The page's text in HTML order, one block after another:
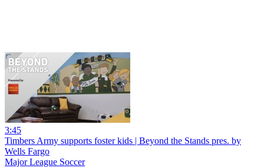
3:45
Timbers Army supports foster kids | Beyond the Stands pres. by
Wells Fargo
Major League Soccer